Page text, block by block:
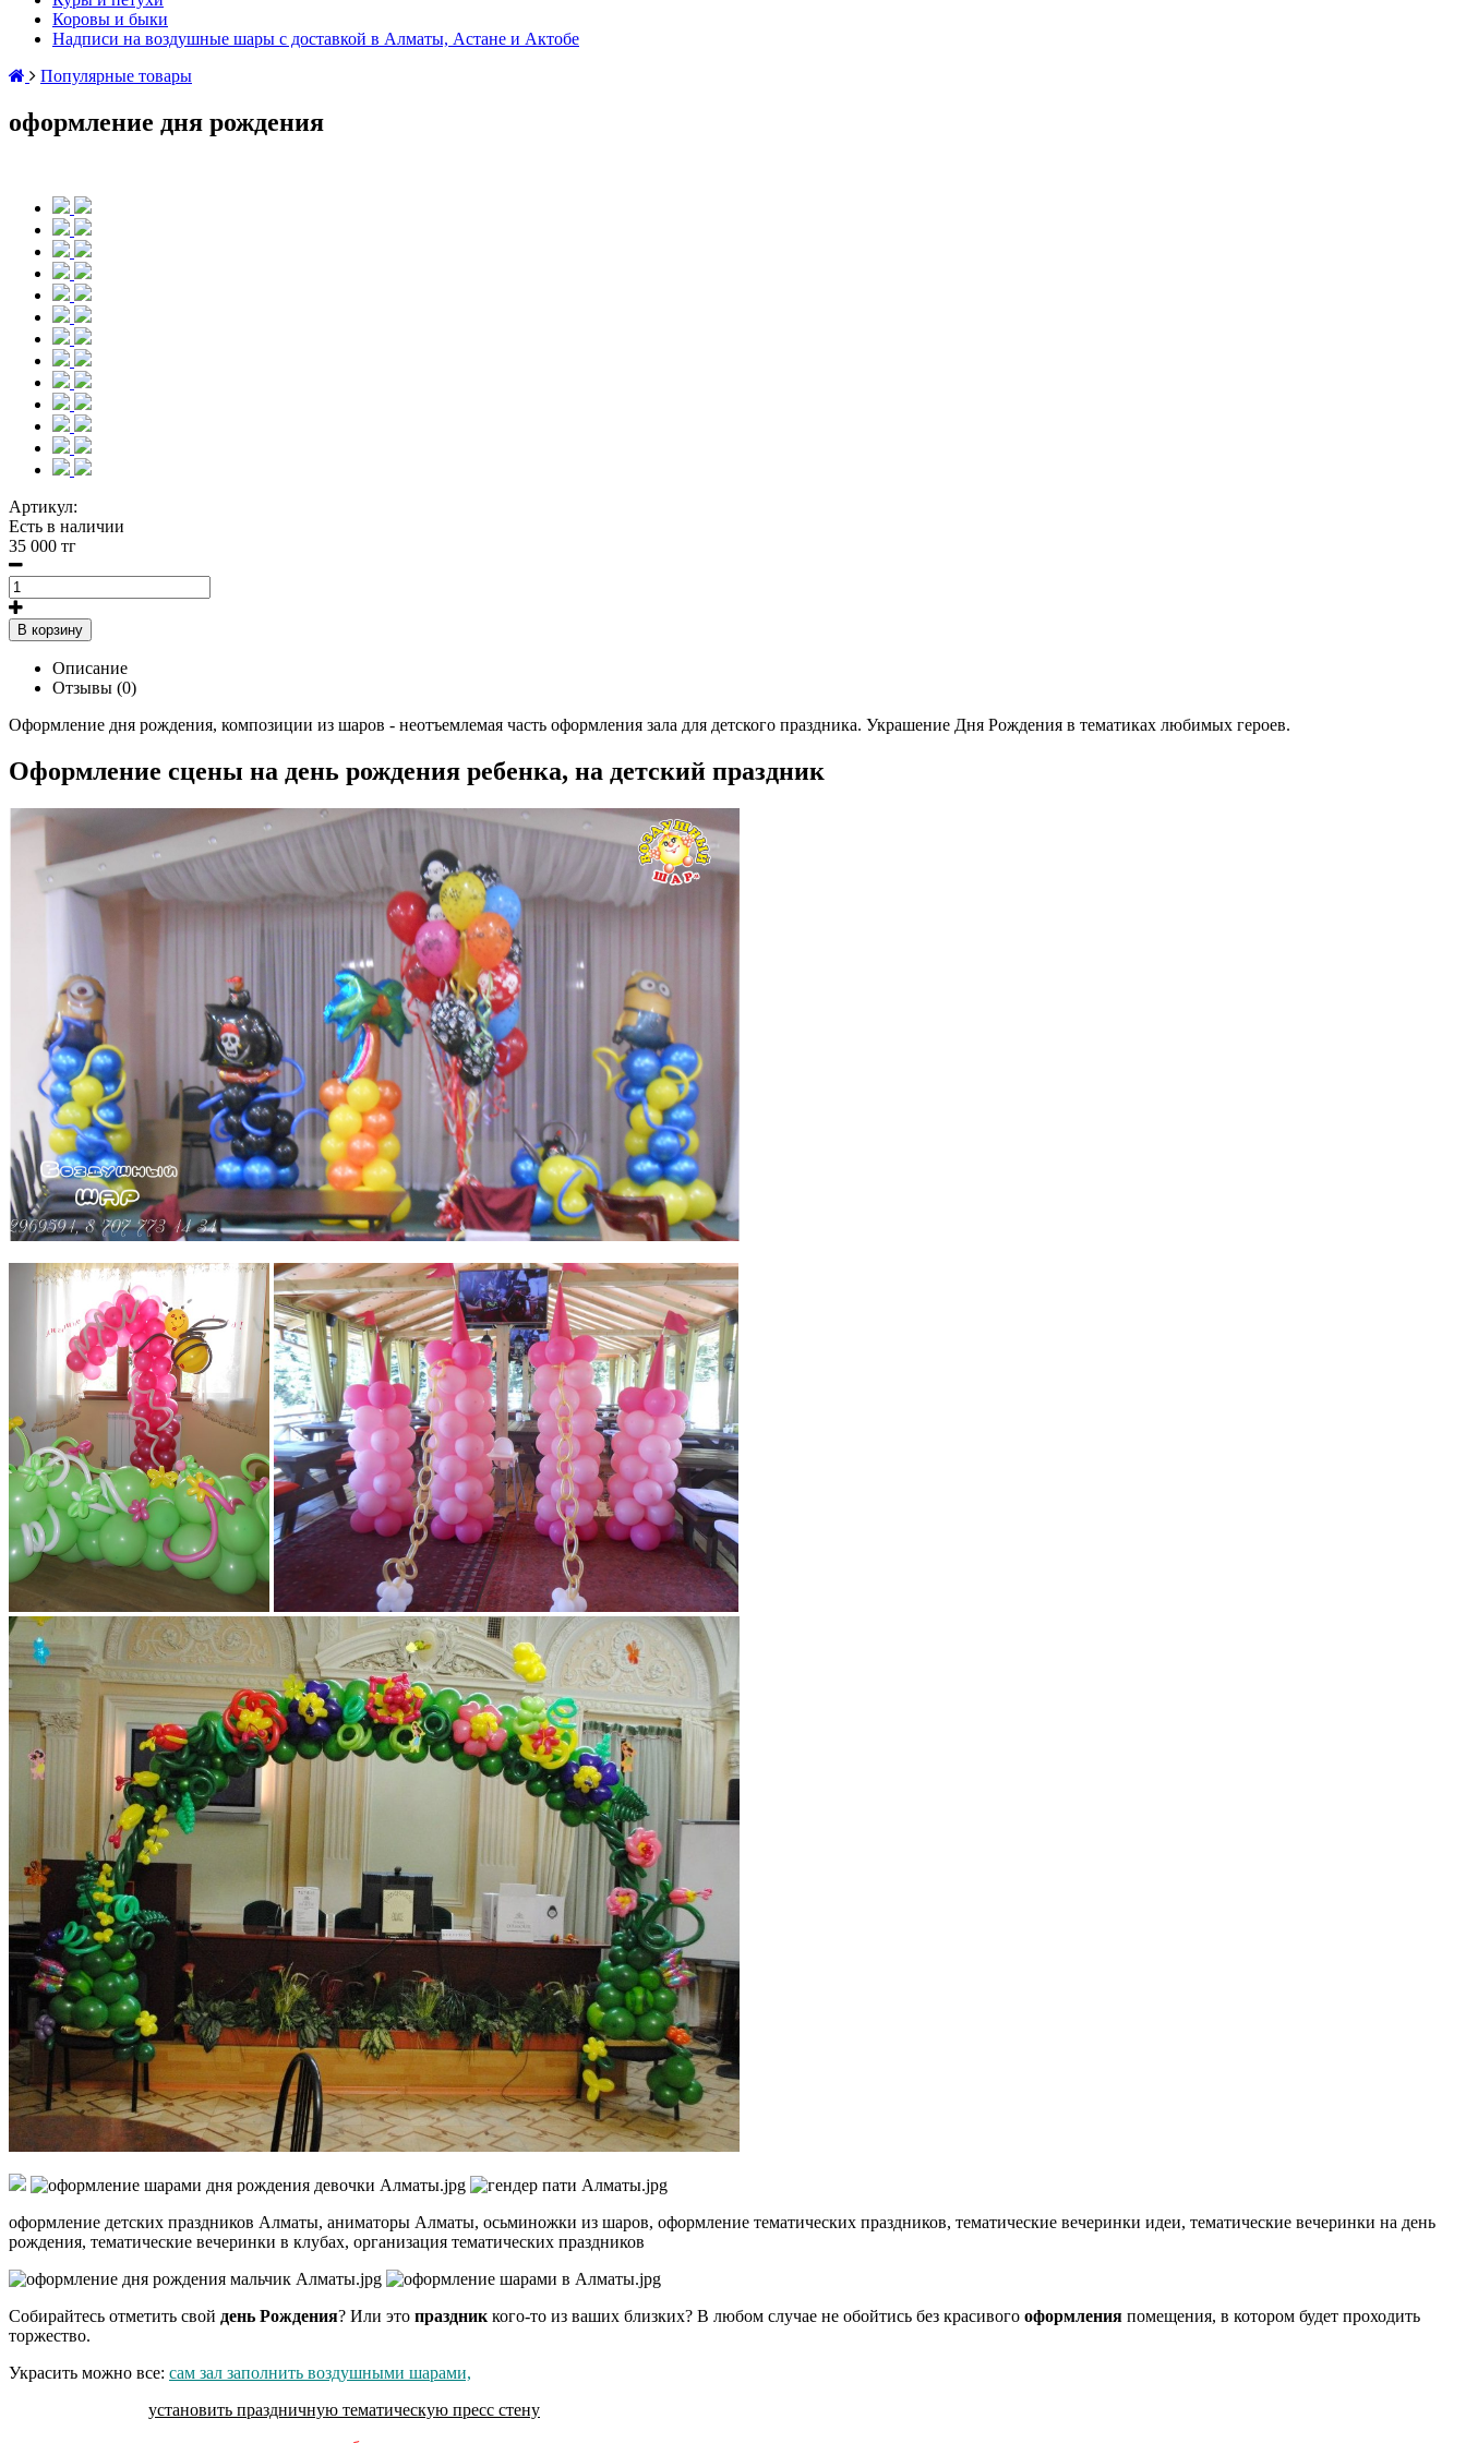
Коровы и быки
Надписи на воздушные шары с доставкой в Алматы, Астане и Актобе
Популярные товары
оформление дня рождения
Артикул:
Есть в наличии
35 000 тг
В корзину
Описание
Отзывы (0)
Оформление дня рождения, композиции из шаров - неотъемлемая часть оформления зала для детского праздника. Украшение Дня Рождения в тематиках любимых героев.
Оформление сцены на день рождения ребенка, на детский праздник
оформление детских праздников Алматы, аниматоры Алматы, осьминожки из шаров, оформление тематических праздников, тематические вечеринки идеи, тематические вечеринки на день
рождения, тематические вечеринки в клубах, организация тематических праздников
Собирайтесь отметить свой день Рождения? Или это праздник кого-то из ваших близких? В любом случае не обойтись без красивого оформления помещения, в котором будет проходить
торжество.
Украсить можно все: сам зал заполнить воздушными шарами,
установить праздничную тематическую пресс стену